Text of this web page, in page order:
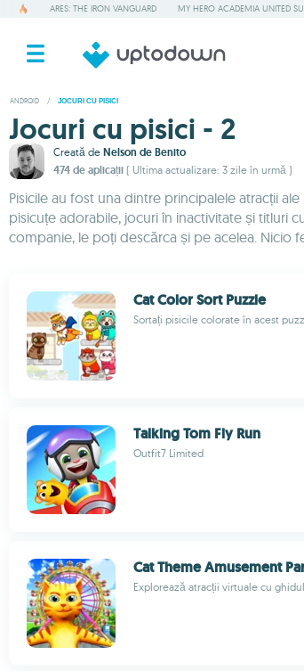
ARES: THE IRON VANGUARD MY HERO ACADEMIA UNITED
ANDROID / JOCURI CU PISICI
Jocuri cu pisici - 2
Creată de Nelson de Benito
474 de aplicații ( Ultima actualizare: 3 zile în urmă )
Pisicile au fost una dintre principalele atracții
pisicuțe adorabile, jocuri în inactivitate și titluri
companie, le poți descărca și pe acelea. Nicio
Cat Color Sort Puzzle
Sortați pisicile colorate în acest
Talking Tom Fly Run
Outfit7 Limited
Cat Theme Amusement
Explorează atracții virtuale cu